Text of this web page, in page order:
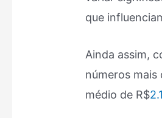
que
Ainda assim,
números
médio de R$